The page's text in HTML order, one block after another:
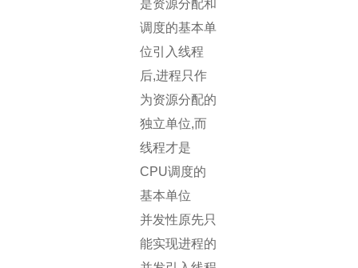
是资源分配和
调度的基本单
位引入线程
后,进程只作
为资源分配的
独立单位,而
线程才是
CPU调度的
基本单位
并发性原先只
能实现进程的